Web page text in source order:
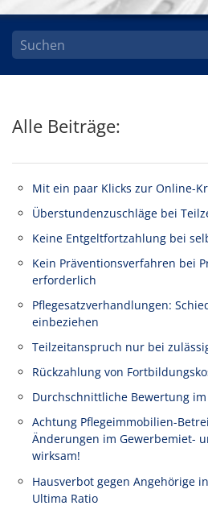
Alle Beiträge:
Mit ein paar Klicks zur Online-
Überstundenzuschläge bei
Keine Entgeltfortzahlung bei
Kein Präventionsverfahren bei
erforderlich
Pflegesatzverhandlungen:
einbeziehen
Teilzeitanspruch nur bei
Rückzahlung von
Durchschnittliche Bewertung
Achtung Pflegeimmobilien-
Änderungen im Gewerbemiet-
wirksam!
Hausverbot gegen Angehörige
Ultima Ratio